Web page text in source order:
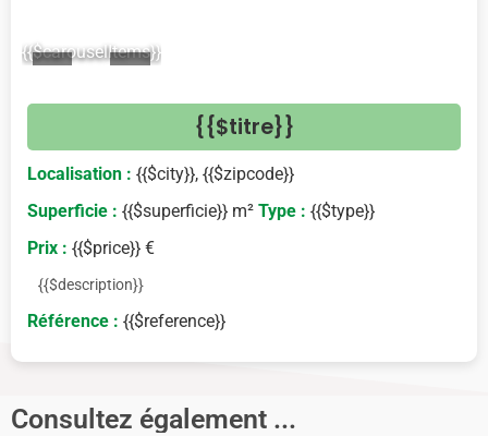
{{$carouselItems}}
{{$titre}}
Localisation : {{$city}}, {{$zipcode}}
Superficie : {{$superficie}} m² Type : {{$type}}
Prix : {{$price}} €
{{$description}}
Référence : {{$reference}}
Consultez également ...